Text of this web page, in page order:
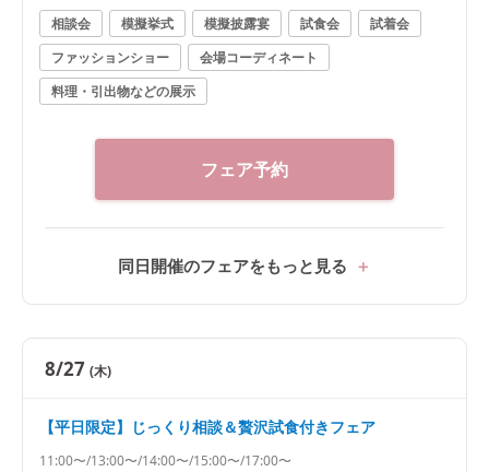
を！
相談会 模擬挙式 模擬披露宴 試食会
試着会
ファッションショー
会場コーディネート
料理・引出物などの展示
フェア予約
同日開催のフェアをもっと見る
8/27 (木)
【平日限定】じっくり相談＆贅沢試食付きフェア
11:00〜/13:00〜/14:00〜/15:00〜/17:00〜